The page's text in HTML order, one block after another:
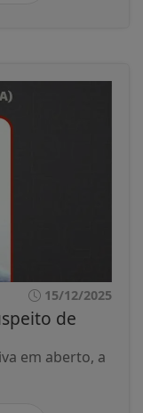
15/12/2025
de
em aberto, a